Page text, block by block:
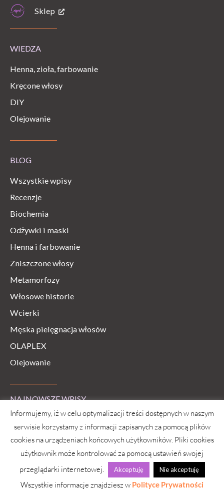
Sklep
WIEDZA
Henna, zioła, farbowanie
Kręcone włosy
DIY
Olejowanie
BLOG
Wszystkie wpisy
Recenzje
Biochemia
Odżywki i maski
Henna i farbowanie
Zniszczone włosy
Metamorfozy
Włosowe historie
Wcierki
Męska pielęgnacja włosów
OLAPLEX
Olejowanie
NAJNOWSZE WPISY
Informujemy, iż w celu optymalizacji treści dostępnych w naszym
serwisie korzystamy z informacji zapisanych za pomocą plików
cookies na urządzeniach końcowych użytkowników. Pliki cookies
użytkownik może kontrolować za pomocą ustawień swojej
przeglądarki internetowej.
Akceptuję Nie akceptuję
Wszystkie informacje znajdziesz w Polityce Prywatności